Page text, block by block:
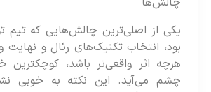
یکی از اصلی‌ترین چالش‌هایی که تیم تولید
بود، انتخاب تکنیک‌های رئال و نهایت
هرچه اثر واقعی‌تر باشد، کوچکترین
چشم می‌آید. این نکته به خوبی نشان